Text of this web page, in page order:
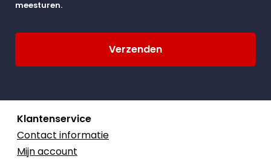
meesturen.
Klantenservice
Contact informatie
Mijn account